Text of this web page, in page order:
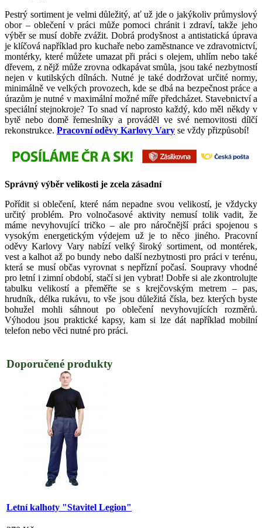
Pestrý sortiment je velmi důležitý, ať už jde o jakýkoliv průmyslový
obor – oblečení v práci může pomoci chránit i zdraví, takže jeho
výběr se musí dobře zvážit. Dobrá prodyšnost a antistatická úprava
je klíčová například pro kuchaře nebo zaměstnance ve zdravotnictví,
montérky, které můžete umazat při práci s olejem, uhlím nebo také
dřevem, z nějž může zrovna odkapávat smůla, jsou také nezbytností
nejen v kutilských dílnách. Nutné je také dodržovat určité normy,
minimálně ve velkých provozech, kde se dbá na bezpečnost práce a
úrazům je nutné v maximální možné míře předcházet. Stavebnictví a
speciální stejnokroje? To snad ví naprosto každý, kdo měl někdy v
bytě nebo domě řemeslníky a prováděl ve své nemovitosti dílčí
rekonstrukce. Pracovní oděvy Karlovy Vary se vždy přizpůsobí!
Správný výběr velikosti je zcela zásadní
Pořídit si oblečení, které nám nepadne svou velikostí, je vždycky
určitý problém. Pro volnočasové aktivity nemusí tolik vadit, že
máme nevyhovující tričko – ale pro náročnější práci spojenou s
vysokým energetickým výdejem už je to něco jiného. Pracovní
oděvy Karlovy Vary nabízí velký široký sortiment, od montérek,
vest a kalhot až po bundy nebo další nezbytnosti pro práci v terénu,
která se musí občas vyrovnat s nepřízní počasí. Soupravy vhodné
pro letní i zimní období, stačí si jen vybrat! Dobře si ale zkontrolujte
tabulku velikostí a přeměřte se s krejčovským metrem – pas,
hrudník, délka rukávu, to vše jsou důležitá čísla, bez kterých byste
bohužel mohli sáhnout po oblečení nevyhovujících rozměrů.
Výhodou jsou praktické kapsy, kam si lze dát například mobilní
telefon nebo věci nutné pro práci.
Doporučené produkty
Letní kalhoty "Stavitel Legion"